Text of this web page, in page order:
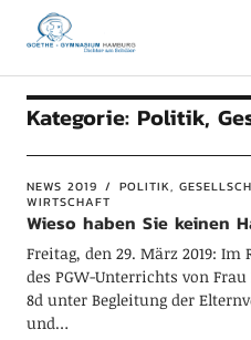
Goethe-
Kategorie: Politik,
NEWS 2019
POLITIK,
WIRTSCHAFT
Wieso haben Sie keinen
Freitag, den 29. März 2019: Im
des PGW-Unterrichts von
8d unter Begleitung der
und…